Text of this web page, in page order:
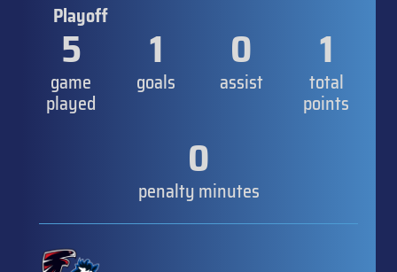
Playoff
5
game
played
1
goals
0
assist
1
total
points
0
penalty minutes